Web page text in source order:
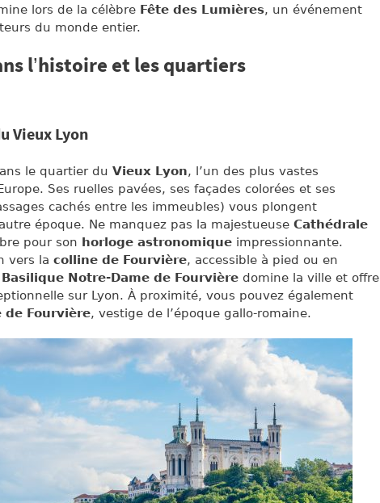
lors de la célèbre Fête des Lumières, un événement
du monde entier.
l’histoire et les quartiers
Vieux Lyon
le quartier du Vieux Lyon, l’un des plus vastes
Ses ruelles pavées, ses façades colorées et ses
cachés entre les immeubles) vous plongent
époque. Ne manquez pas la majestueuse Cathédrale
pour son horloge astronomique impressionnante.
vers la colline de Fourvière, accessible à pied ou en
Notre-Dame de Fourvière domine la ville et offre
sur Lyon. À proximité, vous pouvez également
de Fourvière, vestige de l’époque gallo-romaine.